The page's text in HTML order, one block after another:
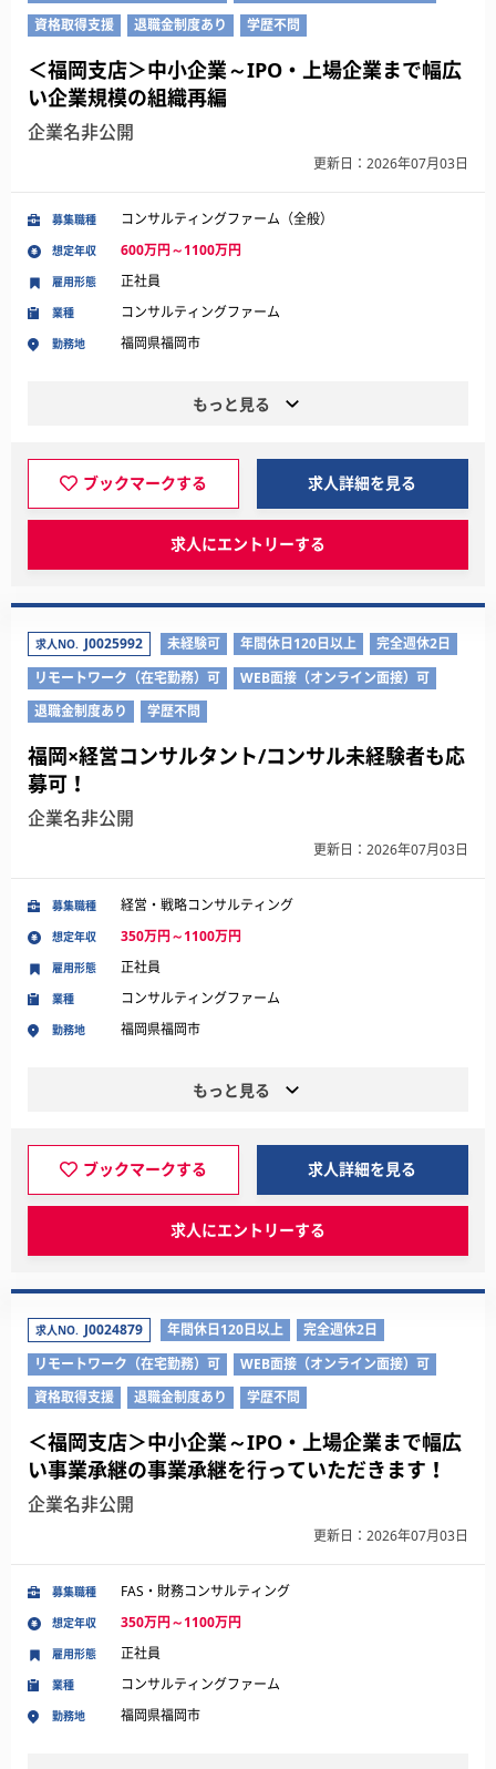
資格取得支援
退職金制度あり 学歴不問
＜福岡支店＞中小企業～IPO・上場企業まで幅広
い企業規模の組織再編
企業名非公開
更新日：2026年07月03日
募集職種 コンサルティングファーム（全般）
想定年収 600万円～1100万円
業種 コンサルティングファーム
勤務地 福岡県福岡市
雇用形態 正社員
もっと見る
ブックマークする 求人詳細を見る
求人にエントリーする
求人NO. J0025992 未経験可 年間休日120日以上
完全週休2日
リモートワーク（在宅勤務）可
WEB面接（オンライン面接）可
退職金制度あり
学歴不問
福岡×経営コンサルタント/コンサル未経験者も応
募可！
企業名非公開
更新日：2026年07月03日
募集職種 経営・戦略コンサルティング
想定年収 350万円～1100万円
業種 コンサルティングファーム
勤務地 福岡県福岡市
雇用形態 正社員
もっと見る
ブックマークする 求人詳細を見る
求人にエントリーする
求人NO. J0024879 年間休日120日以上
完全週休2日
リモートワーク（在宅勤務）可
WEB面接（オンライン面接）可
資格取得支援
退職金制度あり 学歴不問
＜福岡支店＞中小企業～IPO・上場企業まで幅広
い事業承継の事業承継を行っていただきます！
企業名非公開
更新日：2026年07月03日
募集職種 FAS・財務コンサルティング
想定年収 350万円～1100万円
業種 コンサルティングファーム
勤務地 福岡県福岡市
雇用形態 正社員